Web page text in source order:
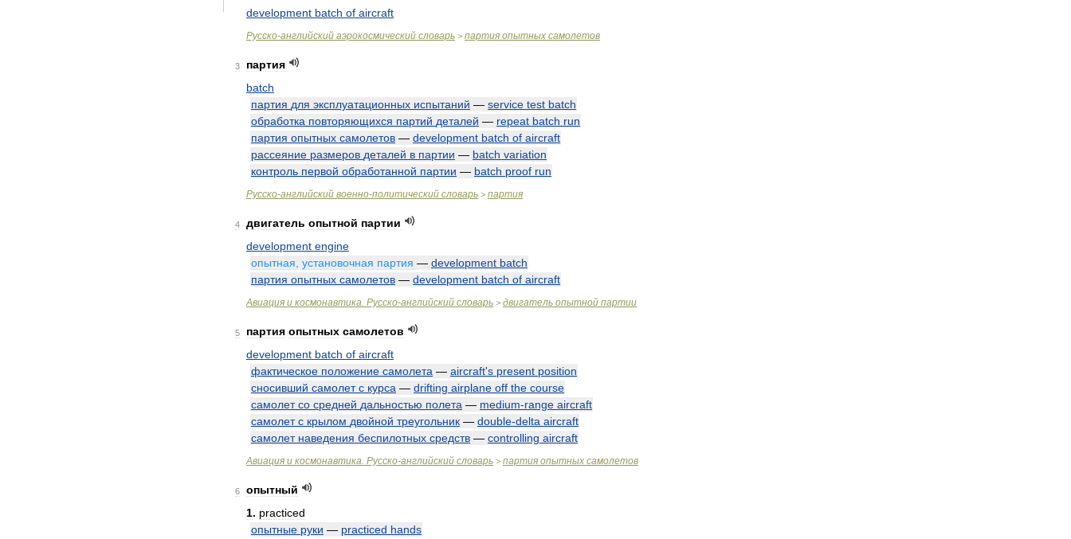
development batch of aircraft
Русско-английский аэрокосмический словарь > партия опытных самолетов
3
партия
batch
партия для эксплуатационных испытаний — service test batch
обработка повторяющихся партий деталей — repeat batch run
партия опытных самолетов — development batch of aircraft
рассеяние размеров деталей в партии — batch variation
контроль первой обработанной партии — batch proof run
Русско-английский военно-политический словарь > партия
4 двигатель опытной партии
development engine
опытная установочная партия — development batch
партия опытных самолетов — development batch of aircraft
Авиация и космонавтика. Русско-английский словарь > двигатель опытной партии
5 партия опытных самолетов
development batch of aircraft
фактическое положение самолета — aircraft's present position
сносивший самолет с курса — drifting airplane off the course
самолет со средней дальностью полета — medium-range aircraft
самолет с крылом двойной треугольник — double-delta aircraft
самолет наведения беспилотных средств — controlling aircraft
Авиация и космонавтика. Русско-английский словарь > партия опытных самолетов
6
опытный
1. practiced
опытные руки — practiced hands